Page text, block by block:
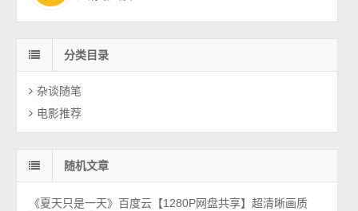
分类目录
杂谈随笔
电影推荐
随机文章
《夏天只是一天》百度云【1280P网盘共享】超清晰画质